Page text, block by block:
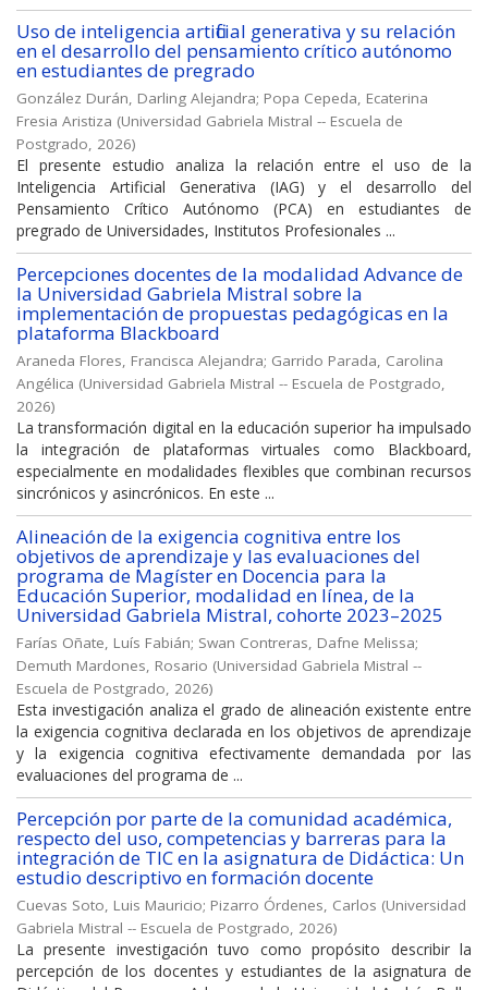
Uso de inteligencia artificial generativa y su relación
en el desarrollo del pensamiento crítico autónomo
en estudiantes de pregrado
González Durán, Darling Alejandra; Popa Cepeda, Ecaterina
Fresia Aristiza (Universidad Gabriela Mistral -- Escuela de
Postgrado, 2026)
El presente estudio analiza la relación entre el uso de la
Inteligencia Artificial Generativa (IAG) y el desarrollo del
Pensamiento Crítico Autónomo (PCA) en estudiantes de
pregrado de Universidades, Institutos Profesionales ...
Percepciones docentes de la modalidad Advance de
la Universidad Gabriela Mistral sobre la
implementación de propuestas pedagógicas en la
plataforma Blackboard
Araneda Flores, Francisca Alejandra; Garrido Parada, Carolina
Angélica (Universidad Gabriela Mistral -- Escuela de Postgrado,
2026)
La transformación digital en la educación superior ha impulsado
la integración de plataformas virtuales como Blackboard,
especialmente en modalidades flexibles que combinan recursos
sincrónicos y asincrónicos. En este ...
Alineación de la exigencia cognitiva entre los
objetivos de aprendizaje y las evaluaciones del
programa de Magíster en Docencia para la
Educación Superior, modalidad en línea, de la
Universidad Gabriela Mistral, cohorte 2023–2025
Farías Oñate, Luís Fabián; Swan Contreras, Dafne Melissa;
Demuth Mardones, Rosario (Universidad Gabriela Mistral --
Escuela de Postgrado, 2026)
Esta investigación analiza el grado de alineación existente entre
la exigencia cognitiva declarada en los objetivos de aprendizaje
y la exigencia cognitiva efectivamente demandada por las
evaluaciones del programa de ...
Percepción por parte de la comunidad académica,
respecto del uso, competencias y barreras para la
integración de TIC en la asignatura de Didáctica: Un
estudio descriptivo en formación docente
Cuevas Soto, Luis Mauricio; Pizarro Órdenes, Carlos (Universidad
Gabriela Mistral -- Escuela de Postgrado, 2026)
La presente investigación tuvo como propósito describir la
percepción de los docentes y estudiantes de la asignatura de